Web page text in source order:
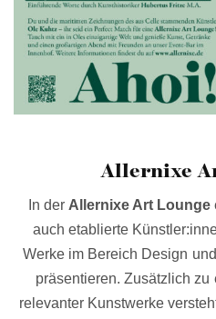
Allernixe
In der Allernixe Art Lounge
auch etablierte
Werke im Bereich Design
präsentieren. Zusätzlich zu
relevanter Kunstwerke